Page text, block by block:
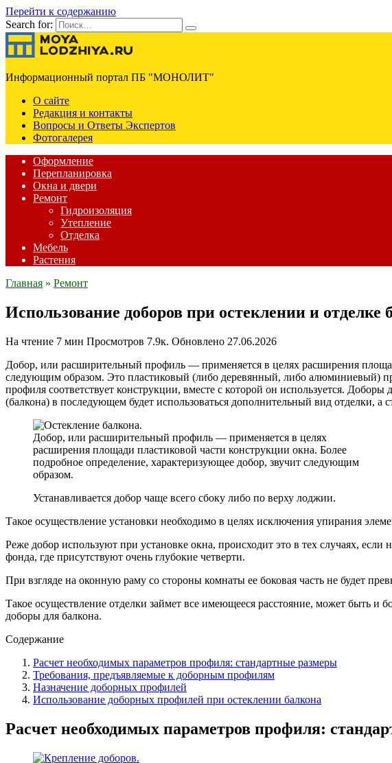
Перейти к содержанию
Search for:
Информационный портал ПБ "МОНОЛИТ"
О сайте
Редакция и контакты
Вопросы и Ответы Экспертов
Фотогалерея
Оформление
Перепланировка
Окна и двери
Ремонт
Гидроизоляция
Утепление
Отделка
Мебель
Растения
Главная » Ремонт
Использование доборов при остеклении и отделке
На чтение 7 мин Просмотров 7.9к. Обновлено 27.06.2026
Добор, или расширительный профиль — применяется в целях расширения
следующим образом. Это пластиковый (либо деревянный, либо алюминиевый)
профиля соответствует конструкции, вместе с которой он используется.
(балкона) в последующем будет использоваться дополнительный вид отделки, а
Добор, или расширительный профиль — применяется в целях
расширения площади пластиковой части конструкции окна. Более
подробное определение, характеризующее добор, звучит следующим
образом.
Устанавливается добор чаще всего сбоку либо по верху лоджии.
Такое осуществление установки необходимо в целях исключения упирания
Реже добор используют при установке окна, происходит это в тех случаях,
фонда, где присутствуют очень глубокие четверти.
При взгляде на оконную раму со стороны комнаты ее боковая часть не будет
Такое осуществление отделки займет все имеющееся расстояние, может быть и
доборы для балкона.
Содержание
Расчет необходимых параметров профиля: стандартные размеры
Требования, предъявляемые к доборным профилям
Назначение доборных профилей
Использование доборных профилей при остеклении балкона
Расчет необходимых параметров профиля: